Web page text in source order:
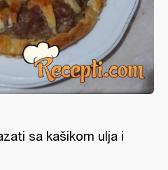
sa kašikom ulja i